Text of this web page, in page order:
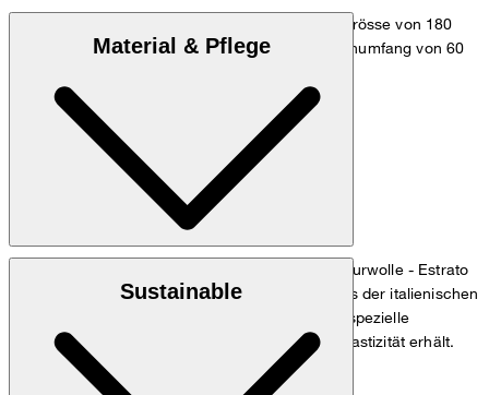
Das Model trägt die Grösse 36 bei einer Körpergrösse von 180
cm, einem Brustumfang von 83 cm, einem Taillenumfang von 60
Maßtabelle
Material & Pflege
: Twill-Qualität "Estrato" aus 100% Schurwolle - Estrato
ist ein hochwertiges, natürliches Wollgewebe aus der italienischen
Weberei Trabaldo Togna, das allein durch seine spezielle
Verarbeitung und Garnstruktur eine natürliche Elastizität erhält.
Innenfutter : Polyester 33%, Acetat 67%
Sustainable